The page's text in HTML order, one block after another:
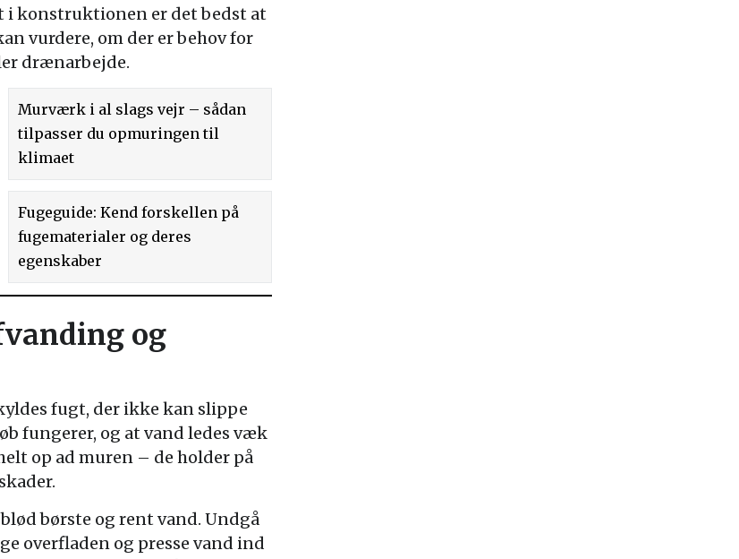
i konstruktionen er det bedst at
vurdere, om der er behov for
drænarbejde.
Murværk i al slags vejr – sådan
tilpasser du opmuringen til
klimaet
Fugeguide: Kend forskellen på
fugematerialer og deres
egenskaber
og
fugt, der ikke kan slippe
fungerer, og at vand ledes væk
op ad muren – de holder på
børste og rent vand. Undgå
overfladen og presse vand ind